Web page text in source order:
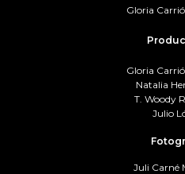
Gloria
Gloria
Natalia
T. Woody
Julio
Juli Carné